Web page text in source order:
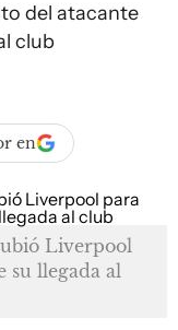
del atacante
club
en
Liverpool
su llegada al